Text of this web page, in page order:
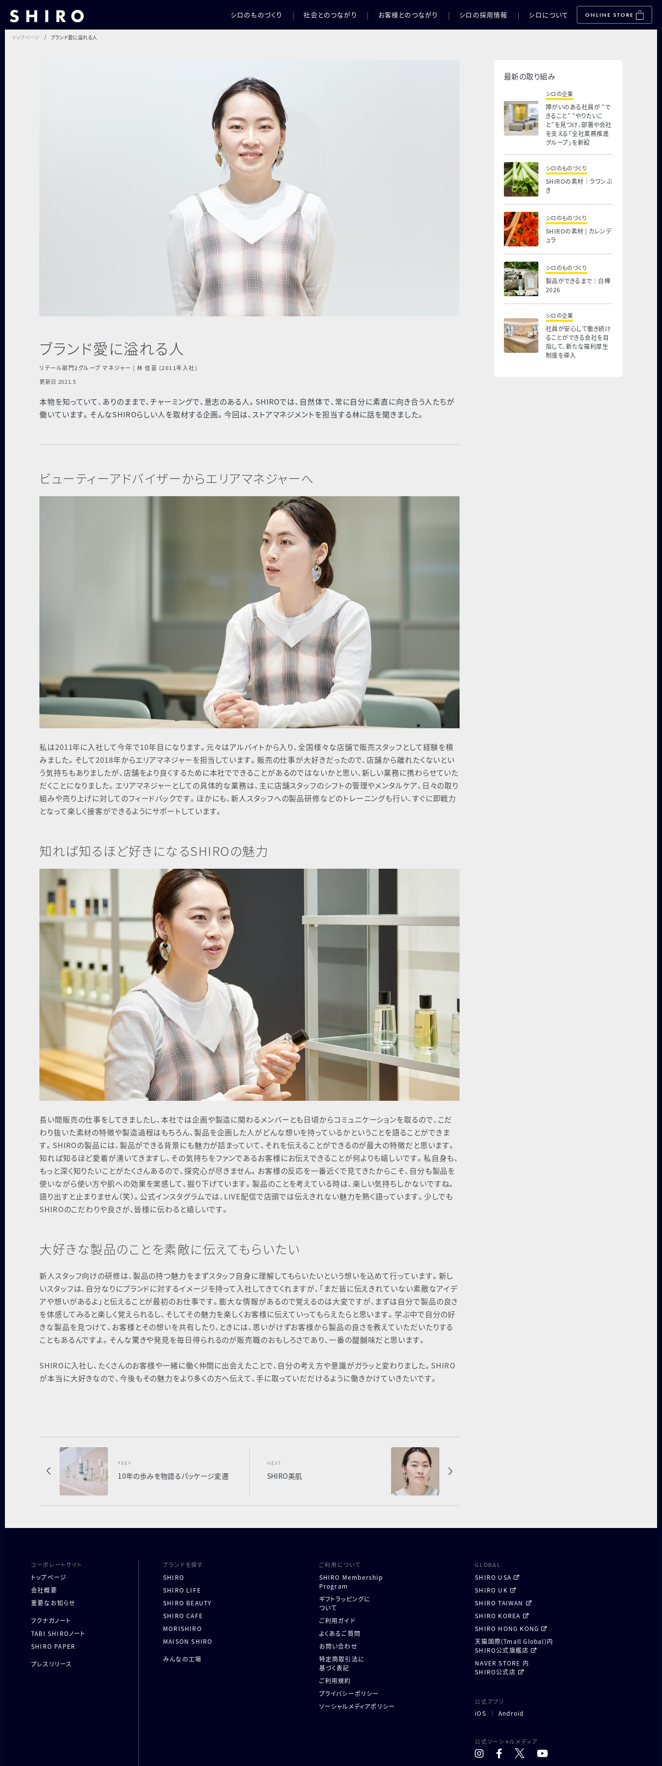
シロのものづくり 社会とのつながり お客様とのつながり シロの採用情報 シロについて ONLINE STORE
トップページ ブランド愛に溢れる人
ブランド愛に溢れる人
リテール部門2グループ マネジャー | 林 佳苗 (2011年入社)
更新日 2021.5
本物を知っていて、ありのままで、チャーミングで、意志のある人。SHIROでは、自然体で、常に自分に素直に向き合う人たちが
働いています。そんなSHIROらしい人を取材する企画。今回は、ストアマネジメントを担当する林に話を聞きました。
ビューティーアドバイザーからエリアマネジャーへ
私は2011年に入社して今年で10年目になります。元々はアルバイトから入り、全国様々な店舗で販売スタッフとして経験を積
みました。そして2018年からエリアマネジャーを担当しています。販売の仕事が大好きだったので、店舗から離れたくないとい
う気持ちもありましたが、店舗をより良くするために本社でできることがあるのではないかと思い、新しい業務に携わらせていた
だくことになりました。エリアマネジャーとしての具体的な業務は、主に店舗スタッフのシフトの管理やメンタルケア、日々の取り
組みや売り上げに対してのフィードバックです。ほかにも、新人スタッフへの製品研修などのトレーニングも行い、すぐに即戦力
となって楽しく接客ができるようにサポートしています。
知れば知るほど好きになるSHIROの魅力
長い間販売の仕事をしてきましたし、本社では企画や製造に関わるメンバーとも日頃からコミュニケーションを取るので、こだ
わり抜いた素材の特徴や製造過程はもちろん、製品を企画した人がどんな想いを持っているかということを語ることができま
す。SHIROの製品には、製品ができる背景にも魅力が詰まっていて、それを伝えることができるのが最大の特徴だと思います。
知れば知るほど愛着が湧いてきますし、その気持ちをファンであるお客様にお伝えできることが何よりも嬉しいです。私自身も、
もっと深く知りたいことがたくさんあるので、探究心が尽きません。お客様の反応を一番近くで見てきたからこそ、自分も製品を
使いながら使い方や肌への効果を実感して、掘り下げています。製品のことを考えている時は、楽しい気持ちしかないですね。
語り出すと止まりません（笑）。公式インスタグラムでは、LIVE配信で店頭では伝えきれない魅力を熱く語っています。少しでも
SHIROのこだわりや良さが、皆様に伝わると嬉しいです。
大好きな製品のことを素敵に伝えてもらいたい
新人スタッフ向けの研修は、製品の持つ魅力をまずスタッフ自身に理解してもらいたいという想いを込めて行っています。新し
いスタッフは、自分なりにブランドに対するイメージを持って入社してきてくれますが、「まだ皆に伝えきれていない素敵なアイデ
アや想いがあるよ」と伝えることが最初のお仕事です。膨大な情報があるので覚えるのは大変ですが、まずは自分で製品の良さ
を体感してみると楽しく覚えられるし、そしてその魅力を楽しくお客様に伝えていってもらえたらと思います。学ぶ中で自分の好
きな製品を見つけて、お客様とその想いを共有したり、ときには、思いがけずお客様から製品の良さを教えていただいたりする
こともあるんですよ。そんな驚きや発見を毎日得られるのが販売職のおもしろさであり、一番の醍醐味だと思います。
SHIROに入社し、たくさんのお客様や一緒に働く仲間に出会えたことで、自分の考え方や意識がガラッと変わりました。SHIRO
が本当に大好きなので、今後もその魅力をより多くの方へ伝えて、手に取っていだだけるように働きかけていきたいです。
PREV
10年の歩みを物語るパッケージ変遷
NEXT
SHIRO美肌
最新の取り組み
シロの企業
障がいのある社員が “で
きること” “やりたいこ
と”を見つけ、部署や会社
を支える「全社業務推進
グループ」を新設
シロのものづくり
SHIROの素材｜ラワンぶ
き
シロのものづくり
SHIROの素材 | カレンデ
ュラ
シロのものづくり
製品ができるまで｜白樺
2026
シロの企業
社員が安心して働き続け
ることができる会社を目
指して、新たな福利厚生
制度を導入
コーポレートサイト
トップページ
会社概要
重要なお知らせ
フクナガノート
TABI SHIROノート
SHIRO PAPER
プレスリリース
ブランドを探す
SHIRO
SHIRO LIFE
SHIRO BEAUTY
SHIRO CAFE
MORISHIRO
MAISON SHIRO
みんなの工場
ご利用について
SHIRO Membership
Program
ギフトラッピングに
ついて
ご利用ガイド
よくあるご質問
お問い合わせ
特定商取引法に
基づく表記
ご利用規約
プライバシーポリシー
ソーシャルメディアポリシー
GLOBAL
SHIRO USA
SHIRO UK
SHIRO TAIWAN
SHIRO KOREA
SHIRO HONG KONG
天猫国際(Tmall Global)内
SHIRO公式旗艦店
NAVER STORE 内
SHIRO公式店
公式アプリ
iOS Android
公式ソーシャルメディア